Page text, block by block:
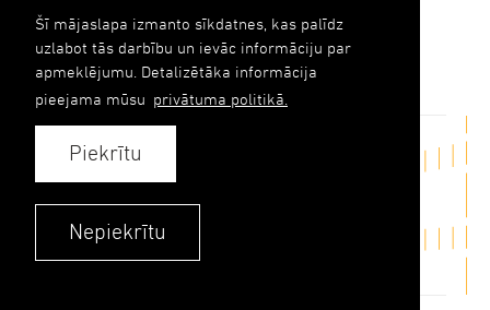
Šī mājaslapa izmanto sīkdatnes, kas palīdz
uzlabot tās darbību un ievāc informāciju par
apmeklējumu. Detalizētāka informācija
pieejama mūsu privātuma politikā.
Nepiekrītu
Piekrītu
Sertifikāti Ilgtspēja
Kontakti
Sazināties
upb(abols)upb.lv
+371 6348 9333